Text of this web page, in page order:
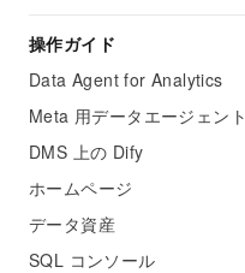
操作ガイド
Data Agent for Analytics
Meta 用データエージェント
DMS 上の Dify
ホームページ
データ資産
SQL コンソール